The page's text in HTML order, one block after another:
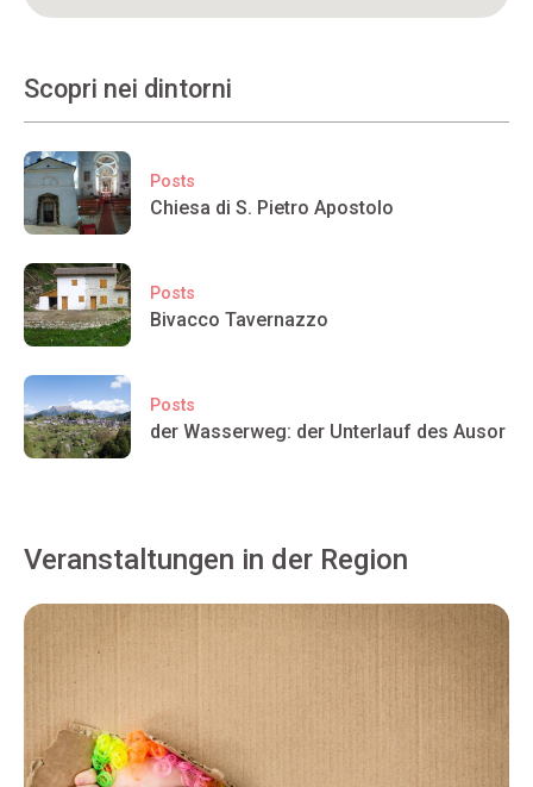
Scopri nei dintorni
Posts
Chiesa di S. Pietro Apostolo
Posts
Bivacco Tavernazzo
Posts
der Wasserweg: der Unterlauf des Ausor
Veranstaltungen in der Region